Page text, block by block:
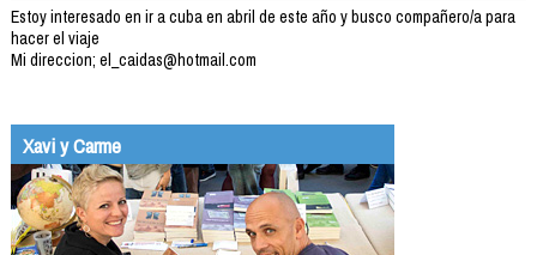
Estoy interesado en ir a cuba en abril de este año y busco compañero/a para
hacer el viaje
Mi direccion; el_caidas@hotmail.com
Xavi y Carme